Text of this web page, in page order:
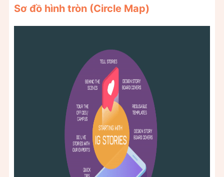
Sơ đồ hình tròn (Circle Map)